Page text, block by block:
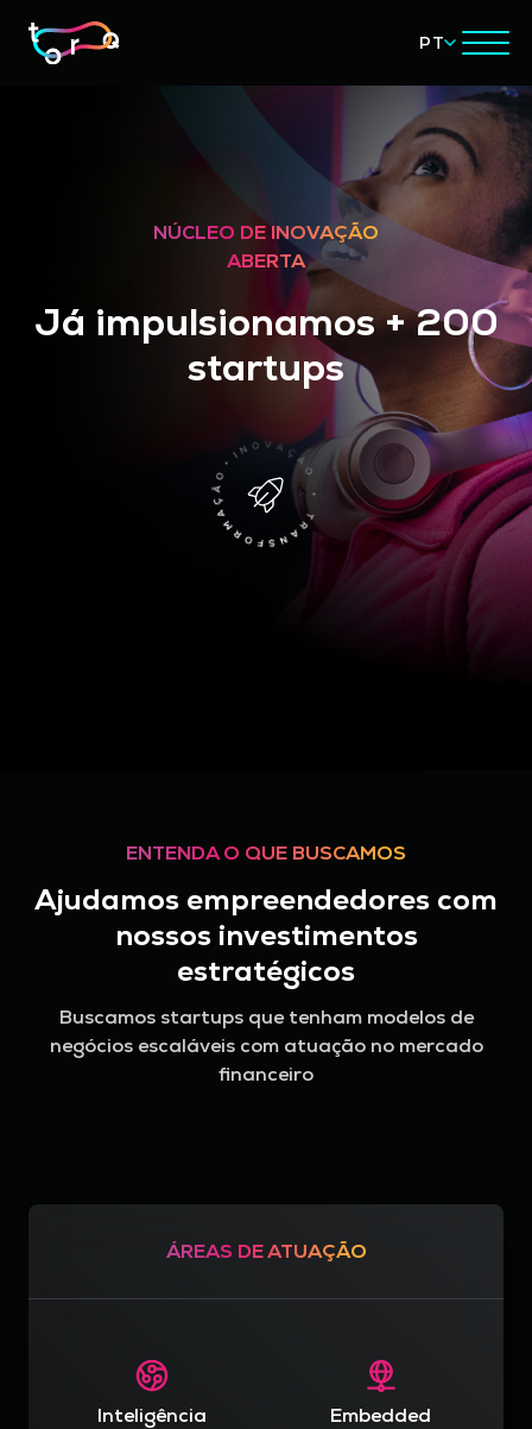
PT
NÚCLEO DE INOVAÇÃO
ABERTA
Já impulsionamos + 200
startups
ENTENDA O QUE BUSCAMOS
Ajudamos empreendedores com
nossos investimentos
estratégicos
Buscamos startups que tenham modelos de
negócios escaláveis com atuação no mercado
financeiro
ÁREAS DE ATUAÇÃO
Inteligência
Embedded